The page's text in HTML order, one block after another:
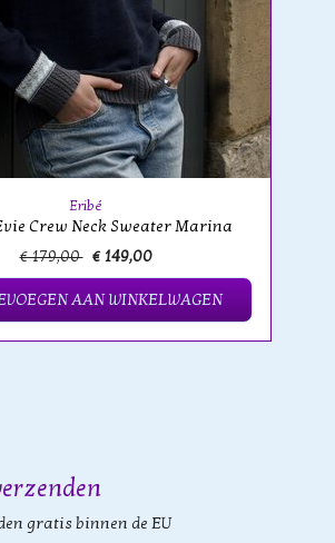
Eribé
Crew Neck Sweater Marina
€ 179,00 € 149,00
AAN WINKELWAGEN
gratis binnen de EU